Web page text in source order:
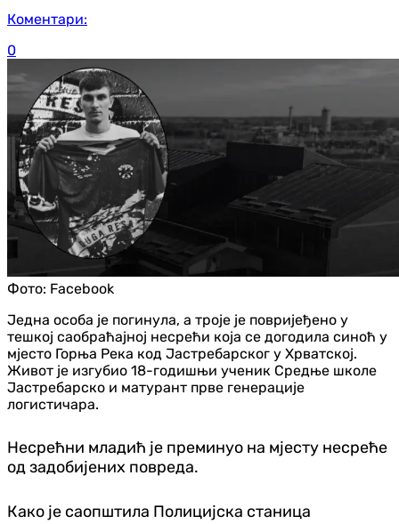
Коментари:
0
Фото: Facebook
Једна особа је погинула, а троје је повријеђено у
тешкој саобраћајној несрећи која се догодила синоћ у
мјесто Горња Река код Јастребарског у Хрватској.
Живот је изгубио 18-годишњи ученик Средње школе
Јастребарско и матурант прве генерације
логистичара.
Несрећни младић је преминуо на мјесту несреће
од задобијених повреда.
Како је саопштила Полицијска станица